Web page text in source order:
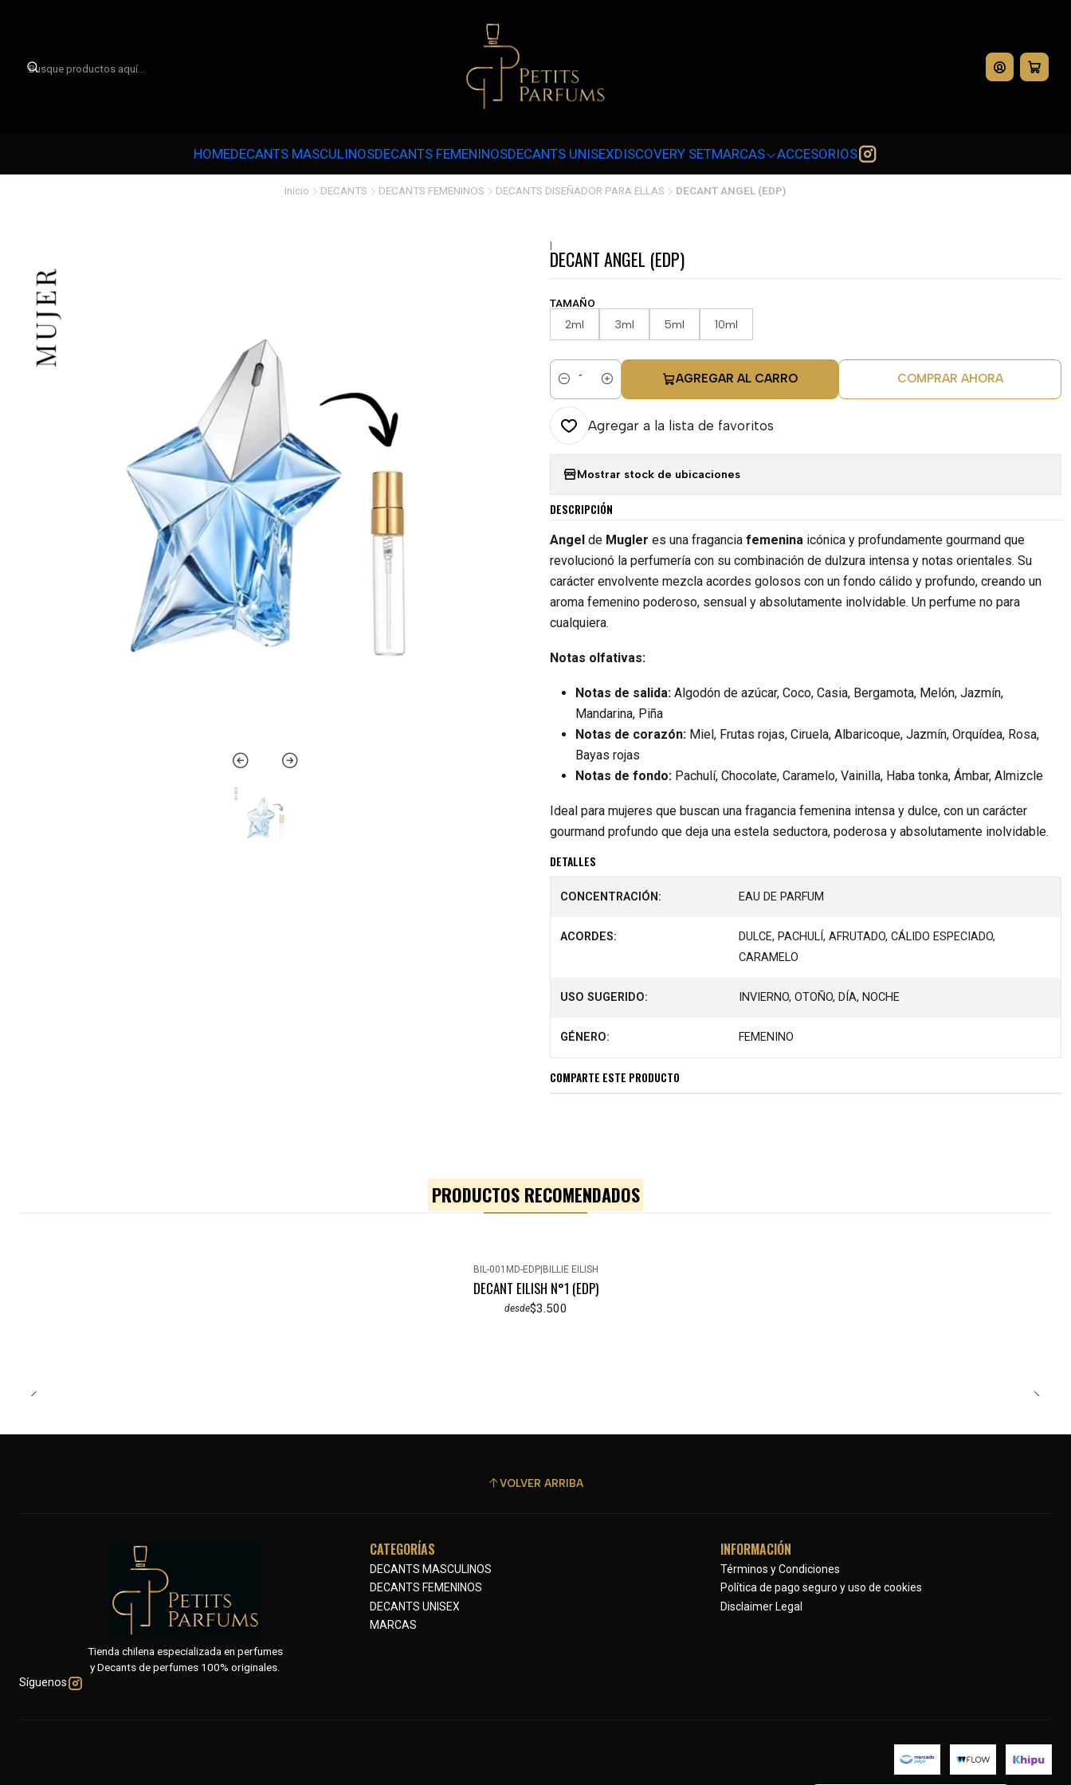
HOMEDECANTS MASCULINOSDECANTS FEMENINOSDECANTS UNISEXDISCOVERY SETMARCAS ACCESORIOS
Inicio DECANTS DECANTS FEMENINOS DECANTS DISEÑADOR PARA ELLAS DECANT ANGEL (EDP)
|
DECANT ANGEL (EDP)
TAMAÑO
2ml 3ml 5ml 10ml
Cantidad
AGREGAR AL CARRO COMPRAR AHORA
Agregar a la lista de favoritos
Mostrar stock de ubicaciones
DESCRIPCIÓN
Angel de Mugler es una fragancia femenina icónica y profundamente gourmand que
revolucionó la perfumería con su combinación de dulzura intensa y notas orientales. Su
carácter envolvente mezcla acordes golosos con un fondo cálido y profundo, creando un
aroma femenino poderoso, sensual y absolutamente inolvidable. Un perfume no para
cualquiera.
Notas olfativas:
Notas de salida: Algodón de azúcar, Coco, Casia, Bergamota, Melón, Jazmín,
Mandarina, Piña
Notas de corazón: Miel, Frutas rojas, Ciruela, Albaricoque, Jazmín, Orquídea, Rosa,
Bayas rojas
Notas de fondo: Pachulí, Chocolate, Caramelo, Vainilla, Haba tonka, Ámbar, Almizcle
Ideal para mujeres que buscan una fragancia femenina intensa y dulce, con un carácter
gourmand profundo que deja una estela seductora, poderosa y absolutamente inolvidable.
DETALLES
CONCENTRACIÓN: EAU DE PARFUM
ACORDES:
DULCE, PACHULÍ, AFRUTADO, CÁLIDO ESPECIADO,
CARAMELO
USO SUGERIDO: INVIERNO, OTOÑO, DÍA, NOCHE
GÉNERO: FEMENINO
COMPARTE ESTE PRODUCTO
PRODUCTOS RECOMENDADOS
BIL-001MD-EDP| BILLIE EILISH
DECANT EILISH N°1 (EDP)
desde$3.500
VOLVER ARRIBA
Tienda chilena especializada en perfumes
y Decants de perfumes 100% originales.
Síguenos
CATEGORÍAS
DECANTS MASCULINOS
DECANTS FEMENINOS
DECANTS UNISEX
MARCAS
INFORMACIÓN
Términos y Condiciones
Política de pago seguro y uso de cookies
Disclaimer Legal